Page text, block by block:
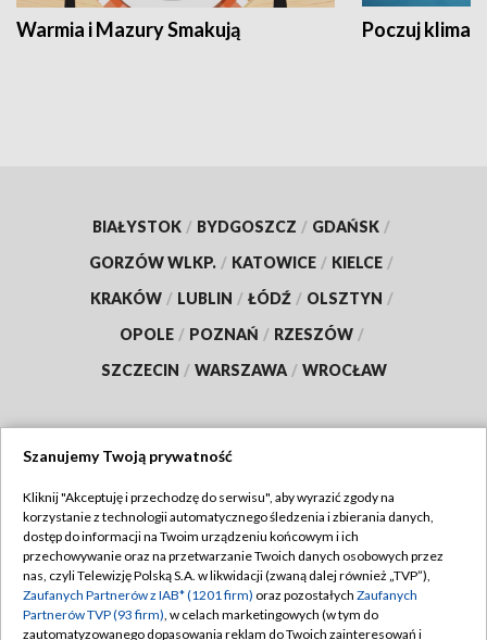
Warmia i Mazury Smakują Poczuj klimat
BIAŁYSTOK / BYDGOSZCZ / GDAŃSK /
GORZÓW WLKP. / KATOWICE / KIELCE /
KRAKÓW / LUBLIN / ŁÓDŹ / OLSZTYN /
OPOLE / POZNAŃ / RZESZÓW /
SZCZECIN / WARSZAWA / WROCŁAW
TVP
Abonament TVP
Emisja w TVP
Centrum informacji TVP
Regulamin TVP
Polityka prywatności
Moje zgody
Szanujemy Twoją prywatność
Kliknij "Akceptuję i przechodzę do serwisu", aby wyrazić zgody na
korzystanie z technologii automatycznego śledzenia i zbierania danych,
dostęp do informacji na Twoim urządzeniu końcowym i ich
przechowywanie oraz na przetwarzanie Twoich danych osobowych przez
nas, czyli Telewizję Polską S.A. w likwidacji (zwaną dalej również „TVP”),
Zaufanych Partnerów z IAB* (1201 firm) oraz pozostałych Zaufanych
Partnerów TVP (93 firm), w celach marketingowych (w tym do
zautomatyzowanego dopasowania reklam do Twoich zainteresowań i